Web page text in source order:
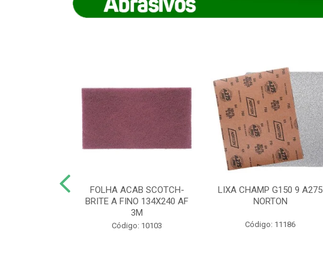
FOLHA ACAB SCOTCH-
BRITE A FINO 134X240 AF
3M
Código: 10103
LIXA CHAMP G150 9 A275
NORTON
Código: 11186